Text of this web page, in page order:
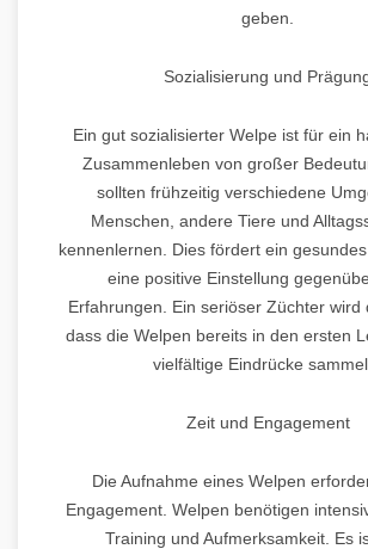
geben.
Sozialisierung und
Ein gut sozialisierter Welpe ist für ein
Zusammenleben von großer
sollten frühzeitig verschiedene
Menschen, andere Tiere und
kennenlernen. Dies fördert ein
eine positive Einstellung
Erfahrungen. Ein seriöser Züchter wird
dass die Welpen bereits in den ersten
vielfältige Eindrücke
Zeit und Engagement
Die Aufnahme eines Welpen
Engagement. Welpen benötigen
Training und Aufmerksamkeit. Es